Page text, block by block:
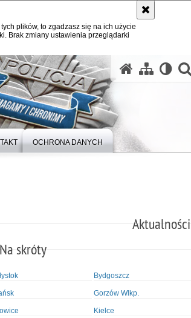
plików, to zgadzasz się na ich użycie
Brak zmiany ustawienia przeglądarki
OCHRONA DANYCH
Aktualności
Na skróty
Bydgoszcz
Gorzów Wlkp.
Kielce